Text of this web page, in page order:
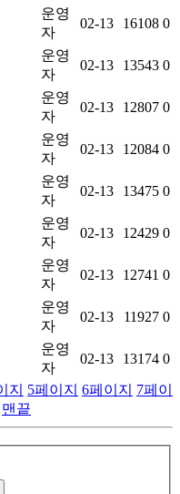
운영
자
02-13 16108 0
운영
자
02-13 13543 0
운영
자
02-13 12807 0
운영
자
02-13 12084 0
운영
자
02-13 13475 0
운영
자
02-13 12429 0
운영
자
02-13 12741 0
운영
자
02-13 11927 0
운영
자
02-13 13174 0
지 5페이지 6페이지 7페이
맨끝